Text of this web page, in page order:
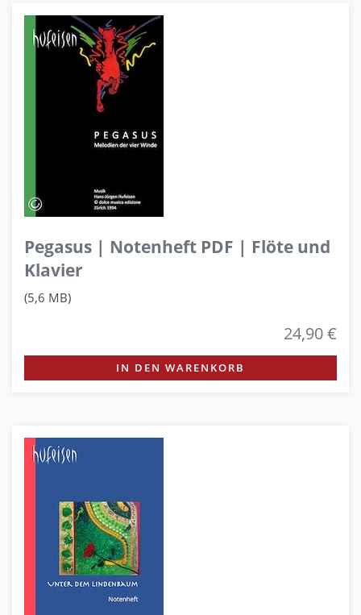
Pegasus | Notenheft PDF | Flöte und
Klavier
(5,6 MB)
24,90 €
IN DEN WARENKORB